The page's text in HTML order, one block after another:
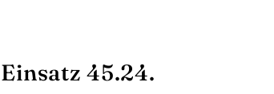
Einsatz 45.24.